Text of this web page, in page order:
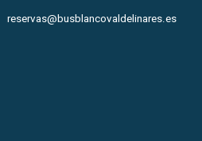
reservas@busblancovaldelinares.es